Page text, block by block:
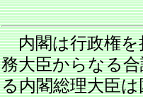
内閣は行政権を
務大臣からなる
る内閣総理大臣